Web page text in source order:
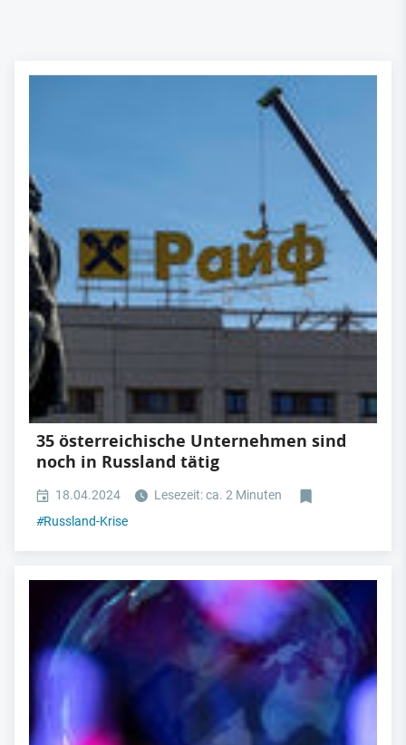
35 österreichische Unternehmen sind
noch in Russland tätig
18.04.2024
Lesezeit: ca. 2 Minuten
#Russland-Krise